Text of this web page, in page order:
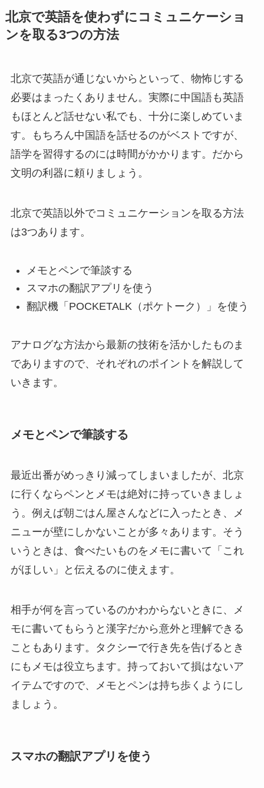
北京で英語を使わずにコミュニケーショ
ンを取る3つの方法
北京で英語が通じないからといって、物怖じする
必要はまったくありません。実際に中国語も英語
もほとんど話せない私でも、十分に楽しめていま
す。もちろん中国語を話せるのがベストですが、
語学を習得するのには時間がかかります。だから
文明の利器に頼りましょう。
北京で英語以外でコミュニケーションを取る方法
は3つあります。
メモとペンで筆談する
スマホの翻訳アプリを使う
翻訳機「POCKETALK（ポケトーク）」を使う
アナログな方法から最新の技術を活かしたものま
でありますので、それぞれのポイントを解説して
いきます。
メモとペンで筆談する
最近出番がめっきり減ってしまいましたが、北京
に行くならペンとメモは絶対に持っていきましょ
う。例えば朝ごはん屋さんなどに入ったとき、メ
ニューが壁にしかないことが多々あります。そう
いうときは、食べたいものをメモに書いて「これ
がほしい」と伝えるのに使えます。
相手が何を言っているのかわからないときに、メ
モに書いてもらうと漢字だから意外と理解できる
こともあります。タクシーで行き先を告げるとき
にもメモは役立ちます。持っておいて損はないア
イテムですので、メモとペンは持ち歩くようにし
ましょう。
スマホの翻訳アプリを使う